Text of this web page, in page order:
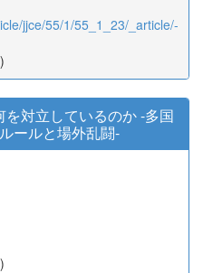
jjce/55/1/55_1_23/_article/-
)
を対立しているのか -多国
ールと場外乱闘-
)